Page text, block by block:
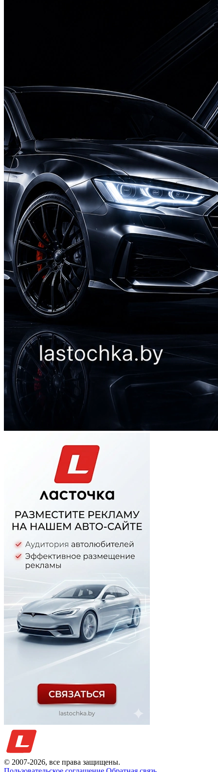
© 2007-2026, все права защищены.